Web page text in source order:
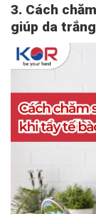
3. Cách
giúp da